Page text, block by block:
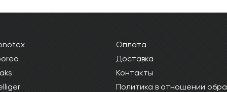
Оплата
Доставка
Контакты
Политика в отношении